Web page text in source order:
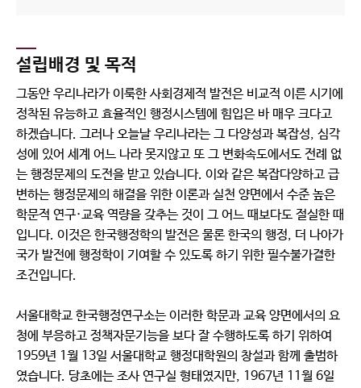
설립배경 및 목적
그동안 우리나라가 이룩한 사회경제적 발전은 비교적 이른 시기에
정착된 유능하고 효율적인 행정시스템에 힘입은 바 매우 크다고
하겠습니다. 그러나 오늘날 우리나라는 그 다양성과 복잡성, 심각
성에 있어 세계 어느 나라 못지않고 또 그 변화속도에서도 전례 없
는 행정문제의 도전을 받고 있습니다. 이와 같은 복잡다양하고 급
변하는 행정문제의 해결을 위한 이론과 실천 양면에서 수준 높은
학문적 연구·교육 역량을 갖추는 것이 그 어느 때보다도 절실한 때
입니다. 이것은 한국행정학의 발전은 물론 한국의 행정, 더 나아가
국가 발전에 행정학이 기여할 수 있도록 하기 위한 필수불가결한
조건입니다.
서울대학교 한국행정연구소는 이러한 학문과 교육 양면에서의 요
청에 부응하고 정책자문기능을 보다 잘 수행하도록 하기 위하여
1959년 1월 13일 서울대학교 행정대학원의 창설과 함께 출범하
였습니다. 당초에는 조사 연구실 형태였지만, 1967년 11월 6일